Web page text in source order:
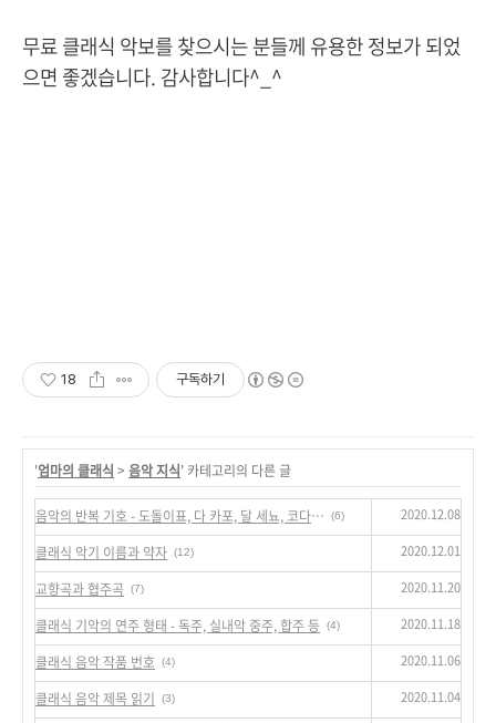
무료 클래식 악보를 찾으시는 분들께 유용한 정보가 되었
으면 좋겠습니다. 감사합니다^_^
18 구독하기
'엄마의 클래식 > 음악 지식' 카테고리의 다른 글
음악의 반복 기호 - 도돌이표, 다 카포, 달 세뇨, 코다 등 (6) 2020.12.08
클래식 악기 이름과 약자 (12) 2020.12.01
교향곡과 협주곡 (7) 2020.11.20
클래식 기악의 연주 형태 - 독주, 실내악 중주, 합주 등 (4) 2020.11.18
클래식 음악 작품 번호 (4) 2020.11.06
클래식 음악 제목 읽기 (3) 2020.11.04